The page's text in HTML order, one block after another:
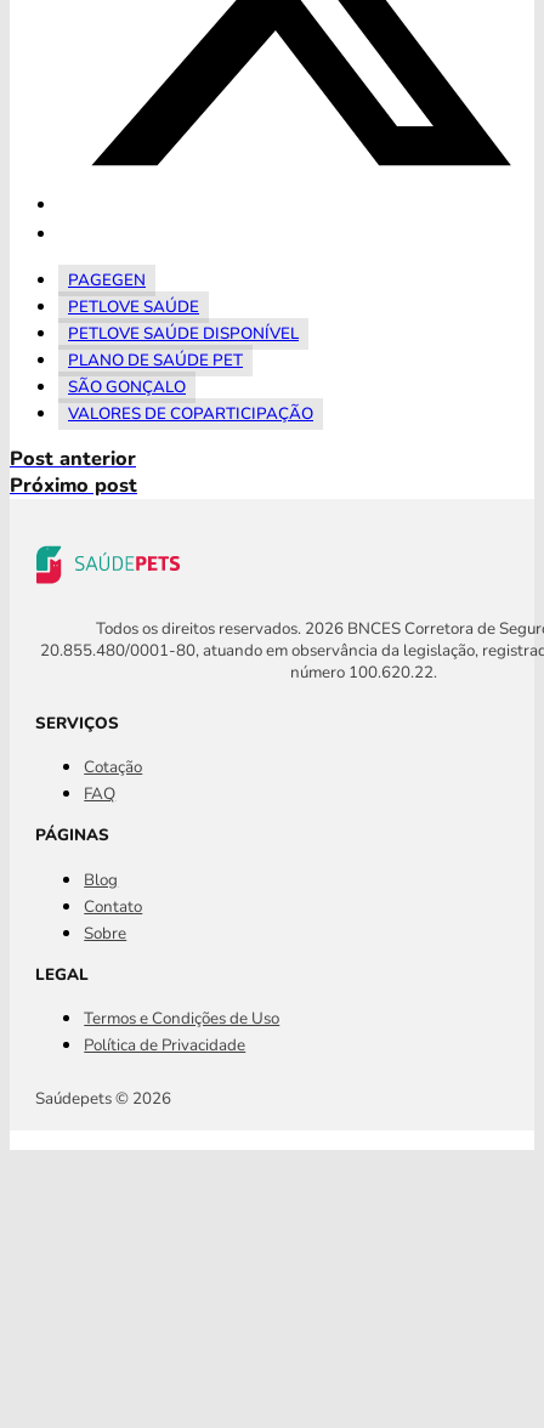
PAGEGEN
PETLOVE SAÚDE
PETLOVE SAÚDE DISPONÍVEL
PLANO DE SAÚDE PET
SÃO GONÇALO
VALORES DE COPARTICIPAÇÃO
Post anterior
Próximo post
Todos os direitos reservados. 2026 BNCES Corretora de
20.855.480/0001-80, atuando em observância da legislação,
número 100.620.22.
SERVIÇOS
Cotação
FAQ
PÁGINAS
Blog
Contato
Sobre
LEGAL
Termos e Condições de Uso
Política de Privacidade
Saúdepets © 2026